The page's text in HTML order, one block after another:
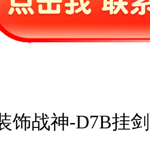
饰战神-D7B挂剑